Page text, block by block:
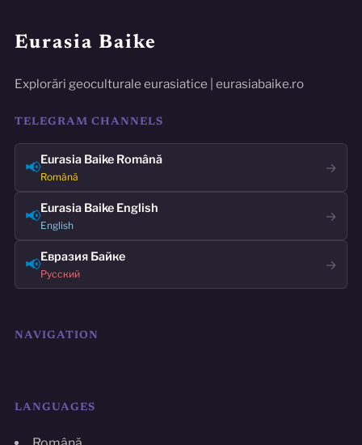
Eurasia Baike
Explorări geoculturale eurasiatice | eurasiabaike.ro
TELEGRAM CHANNELS
📢Eurasia Baike Română
Română
→
📢Eurasia Baike English
English
→
📢Евразия Байке
Русский
→
NAVIGATION
LANGUAGES